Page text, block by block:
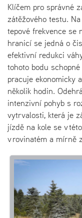
Klíčem pro správné
zátěžového testu.
tepové frekvence se
hranicí se jedná o
efektivní redukci
tohoto bodu
pracuje ekonomicky
několik hodin.
intenzivní pohyb s
vytrvalosti, která je
jízdě na kole se v
v rovinatém a mírně